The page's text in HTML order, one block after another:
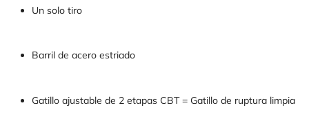
Un solo tiro
Barril de acero estriado
Gatillo ajustable de 2 etapas CBT = Gatillo de ruptura limpia